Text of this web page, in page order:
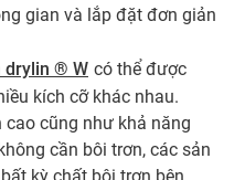
gian và lắp đặt đơn giản
drylin ® W có thể được
kích cỡ khác nhau.
cũng như khả năng
cần bôi trơn, các sản